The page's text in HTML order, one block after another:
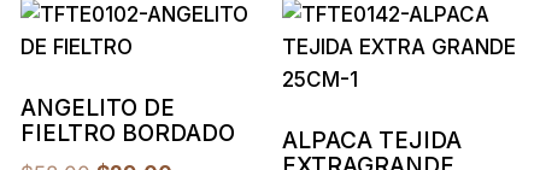
ANGELITO DE
FIELTRO BORDADO
ALPACA TEJIDA